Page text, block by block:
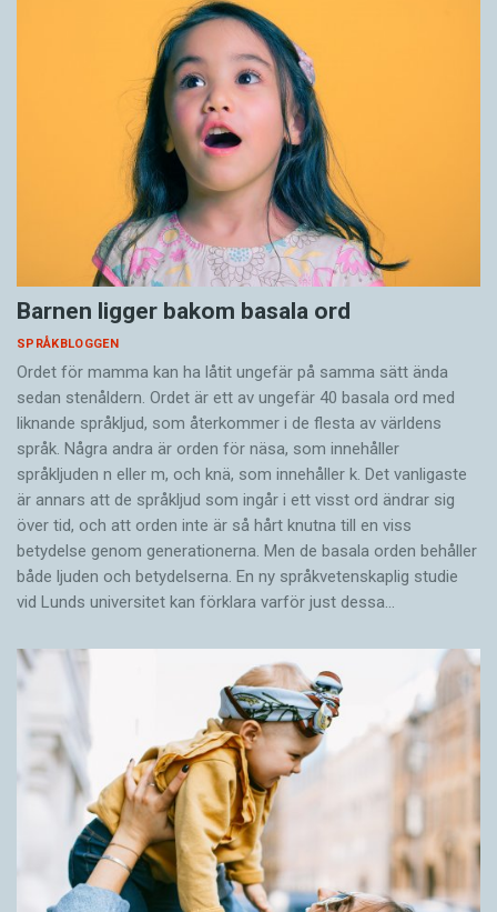
Barnen ligger bakom basala ord
SPRÅKBLOGGEN
Ordet för mamma kan ha låtit ungefär på samma sätt ända
sedan stenåldern. Ordet är ett av ungefär 40 basala ord med
liknande språkljud, som återkommer i de flesta av världens
språk. Några andra är orden för näsa, som innehåller
språkljuden n eller m, och knä, som innehåller k. Det vanligaste
är annars att de språkljud som ingår i ett visst ord ändrar sig
över tid, och att orden inte är så hårt knutna till en viss
betydelse genom generationerna. Men de basala orden behåller
både ljuden och betydelserna. En ny språkvetenskaplig studie
vid Lunds universitet kan förklara varför just dessa…